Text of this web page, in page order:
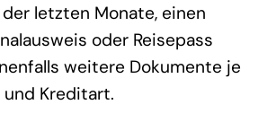
letzten Monate, einen
oder Reisepass
weitere Dokumente je
Kreditart.